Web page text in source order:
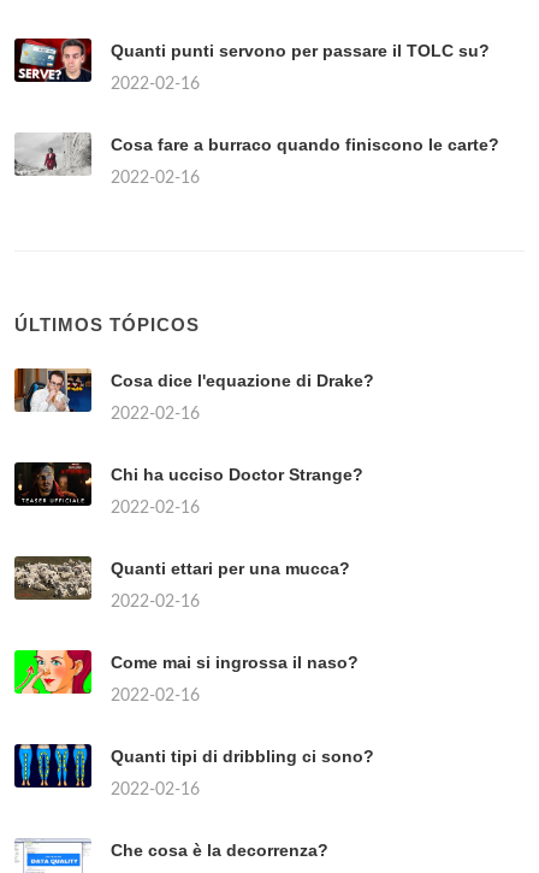
Quanti punti servono per passare il TOLC su?
2022-02-16
Cosa fare a burraco quando finiscono le carte?
2022-02-16
ÚLTIMOS TÓPICOS
Cosa dice l'equazione di Drake?
2022-02-16
Chi ha ucciso Doctor Strange?
2022-02-16
Quanti ettari per una mucca?
2022-02-16
Come mai si ingrossa il naso?
2022-02-16
Quanti tipi di dribbling ci sono?
2022-02-16
Che cosa è la decorrenza?